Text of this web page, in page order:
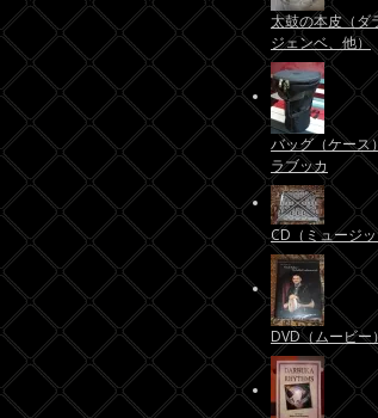
太鼓の本皮（ダ
ジェンベ、他）
バッグ（ケース
ラブッカ
CD（ミュージ
DVD（ムービー）